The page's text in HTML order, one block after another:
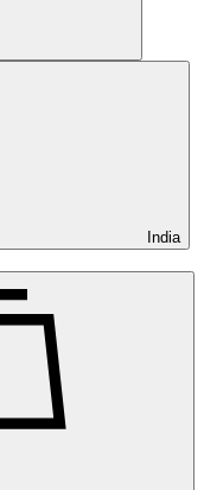
India